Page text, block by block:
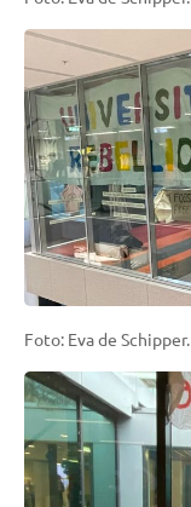
Foto: Eva de Schipper.